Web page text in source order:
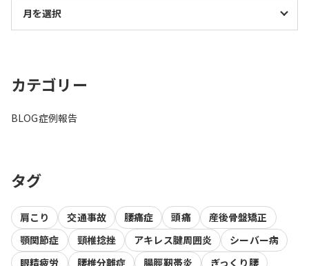
カテゴリー
BLOG症例報告
タグ
肩こり 交通事故 腰痛症 頭痛
産後骨盤矯正
顎関節症
頸椎捻挫 アキレス腱周囲炎
シーバー病
眼精疲労
腰椎分離症 腸脛靭帯炎 ぎっくり腰